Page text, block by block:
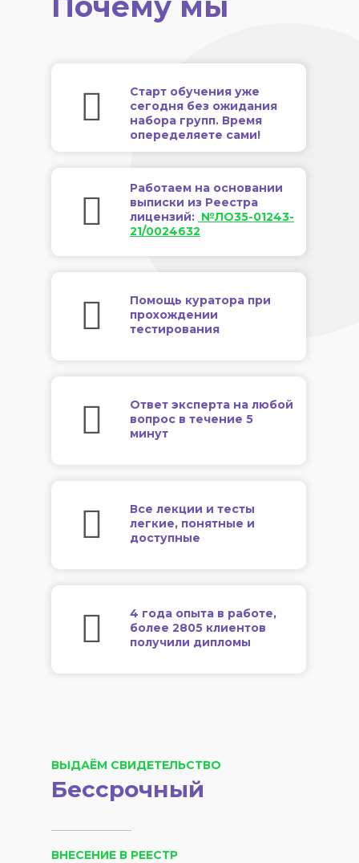
Старт обучения уже
сегодня без ожидания
набора групп. Время
опеределяете сами!
Работаем на основании
выписки из Реестра
лицензий: №ЛО35-01243-
21/0024632
Помощь куратора при
прохождении
тестирования
Ответ эксперта на любой
вопрос в течение 5
минут
Все лекции и тесты
легкие, понятные и
доступные
4 года опыта в работе,
более 2805 клиентов
получили дипломы
ВЫДАЁМ СВИДЕТЕЛЬСТВО
Бессрочный
ВНЕСЕНИЕ В РЕЕСТР